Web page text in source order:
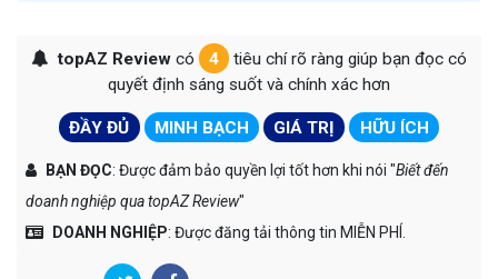
topAZ Reviewcó 4
tiêu chí rõ ràng giúp bạn đọc có
quyết định sáng suốt và chính xác hơn
ĐẦY ĐỦ MINH BẠCH GIÁ TRỊ HỮU ÍCH
BẠN ĐỌC: Được đảm bảo quyền lợi tốt hơn khi nói "Biết đến
doanh nghiệp qua topAZ Review"
DOANH NGHIỆP: Được đăng tải thông tin MIỄN PHÍ.